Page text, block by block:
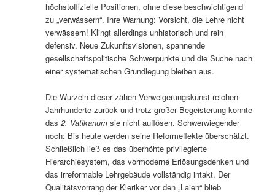
höchstoffizielle Positionen, ohne diese beschwichtigend
zu „verwässern“. Ihre Warnung: Vorsicht, die Lehre nicht
verwässern! Klingt allerdings unhistorisch und rein
defensiv. Neue Zukunftsvisionen, spannende
gesellschaftspolitische Schwerpunkte und die Suche nach
einer systematischen Grundlegung bleiben aus.
Die Wurzeln dieser zähen Verweigerungskunst reichen
Jahrhunderte zurück und trotz großer Begeisterung konnte
das2. Vatikanum sie nicht auflösen. Schwerwiegender
noch: Bis heute werden seine Reformeffekte überschätzt.
Schließlich ließ es das überhöhte privilegierte
Hierarchiesystem, das vormoderne Erlösungsdenken und
das irreformable Lehrgebäude vollständig intakt. Der
Qualitätsvorrang der Kleriker vor den „Laien“ blieb